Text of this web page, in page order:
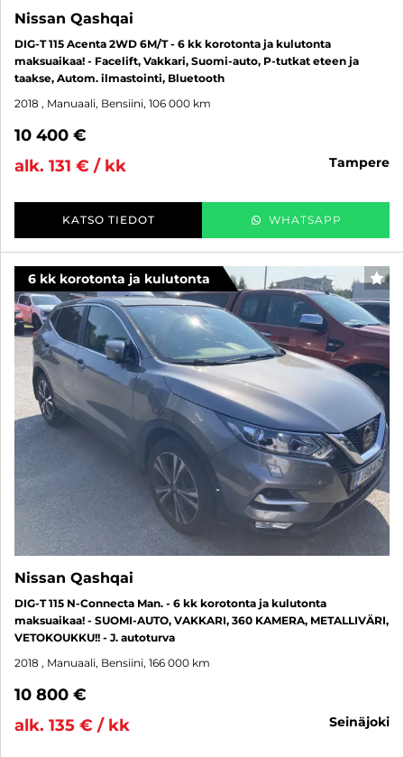
Nissan Qashqai
DIG-T 115 Acenta 2WD 6M/T - 6 kk korotonta ja kulutonta
maksuaikaa! - Facelift, Vakkari, Suomi-auto, P-tutkat eteen ja
taakse, Autom. ilmastointi, Bluetooth
2018 , Manuaali, Bensiini, 106 000 km
10 400 €
alk. 131 € / kk
tampere
KATSO TIEDOT WHATSAPP
6 kk korotonta ja kulutonta
Nissan Qashqai
DIG-T 115 N-Connecta Man. - 6 kk korotonta ja kulutonta
maksuaikaa! - SUOMI-AUTO, VAKKARI, 360 KAMERA, METALLIVÄRI,
VETOKOUKKU!! - J. autoturva
2018 , Manuaali, Bensiini, 166 000 km
10 800 €
alk. 135 € / kk
seinäjoki